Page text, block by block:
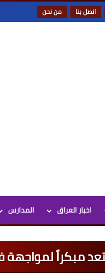
اتصل بنا من نحن
اخبار العراق المدارس
مبكراً لمواجهة